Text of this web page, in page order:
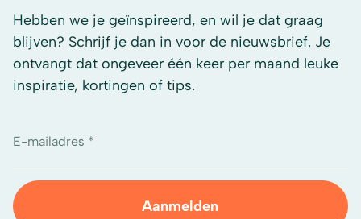
Hebben we je geïnspireerd, en wil je dat graag
blijven? Schrijf je dan in voor de nieuwsbrief. Je
ontvangt dat ongeveer één keer per maand leuke
inspiratie, kortingen of tips.
E-mailadres *
Aanmelden